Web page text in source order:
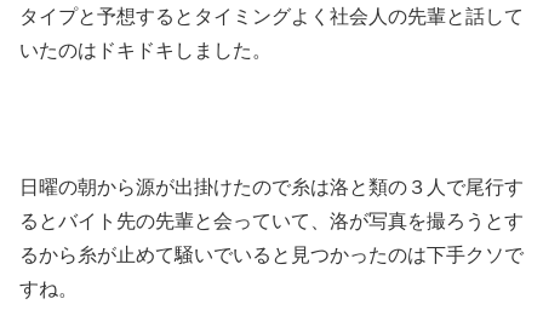
タイプと予想するとタイミングよく社会人の先輩と話して
いたのはドキドキしました。
日曜の朝から源が出掛けたので糸は洛と類の３人で尾行す
るとバイト先の先輩と会っていて、洛が写真を撮ろうとす
るから糸が止めて騒いでいると見つかったのは下手クソで
すね。